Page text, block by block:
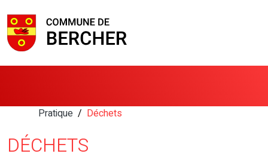
Pratique Déchets
DÉCHETS